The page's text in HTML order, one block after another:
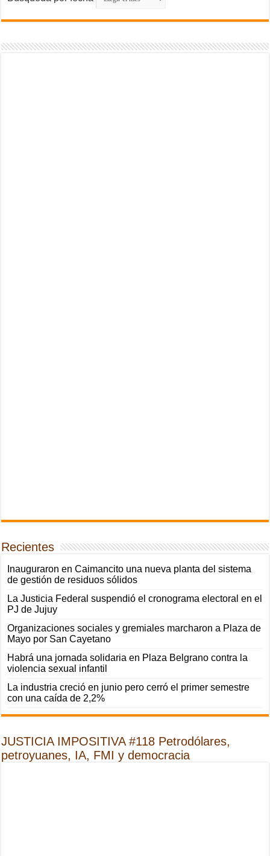
Recientes
Inauguraron en Caimancito una nueva planta del sistema
de gestión de residuos sólidos
La Justicia Federal suspendió el cronograma electoral en el
PJ de Jujuy
Organizaciones sociales y gremiales marcharon a Plaza de
Mayo por San Cayetano
Habrá una jornada solidaria en Plaza Belgrano contra la
violencia sexual infantil
La industria creció en junio pero cerró el primer semestre
con una caída de 2,2%
JUSTICIA IMPOSITIVA #118 Petrodólares,
petroyuanes, IA, FMI y democracia